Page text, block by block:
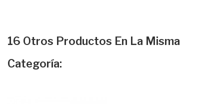
16 Otros Productos En La Misma
Categoría: